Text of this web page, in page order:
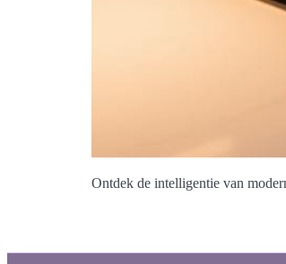
Ontdek de intelligentie van